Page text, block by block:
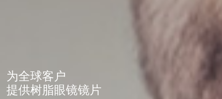
为全球客户
提供树脂眼镜镜片